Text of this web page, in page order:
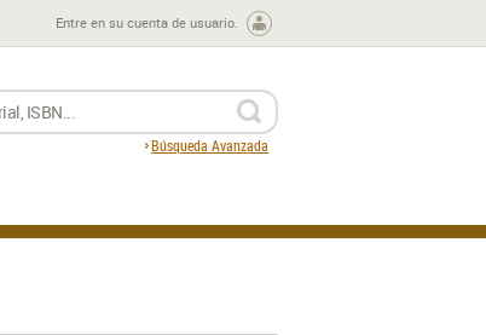
Entre en su cuenta de usuario.
Búsqueda Avanzada